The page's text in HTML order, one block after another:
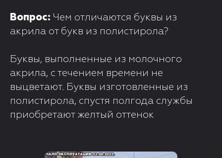
Вопрос: Чем отличаются буквы из
акрила от букв из полистирола?
Буквы, выполненные из молочного
акрила, с течением времени не
выцветают. Буквы изготовленные из
полистирола, спустя полгода службы
приобретают желтый оттенок